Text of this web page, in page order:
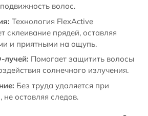
волос.
Технология FlexActive
склеивание прядей, оставляя
и приятными на ощупь.
Помогает защитить волосы
солнечного излучения.
Без труда удаляется при
не оставляя следов.